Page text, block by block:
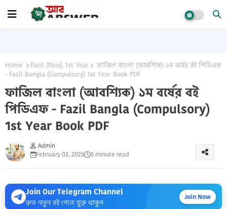
Home Fazil (Pass) 1st Year
ফাজিল বাংলা (আবশ্যিক) ১ম বর্ষের বই পিডিএফ
- Fazil Bangla (Compulsory) 1st Year Book PDF
ফাজিল বাংলা (আবশ্যিক) ১ম বর্ষের বই
পিডিএফ - Fazil Bangla (Compulsory)
1st Year Book PDF
Admin
February 02, 2025
5 minute read
Join Our Telegram Channel
দ্রুত নতুন বই পেতে যুক্ত থাকুন
Join Now